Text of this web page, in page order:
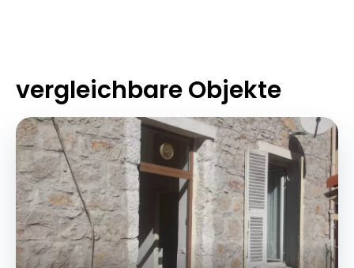
vergleichbare Objekte